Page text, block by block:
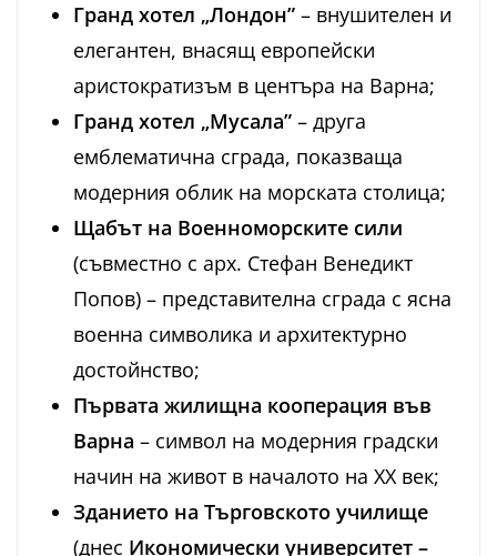
Гранд хотел „Лондон” – внушителен и
елегантен, внасящ европейски
аристократизъм в центъра на Варна;
Гранд хотел „Мусала” – друга
емблематична сграда, показваща
модерния облик на морската столица;
Щабът на Военноморските сили
(съвместно с арх. Стефан Венедикт
Попов) – представителна сграда с ясна
военна символика и архитектурно
достойнство;
Първата жилищна кооперация във
Варна – символ на модерния градски
начин на живот в началото на ХХ век;
Зданието на Търговското училище
(днес Икономически университет –